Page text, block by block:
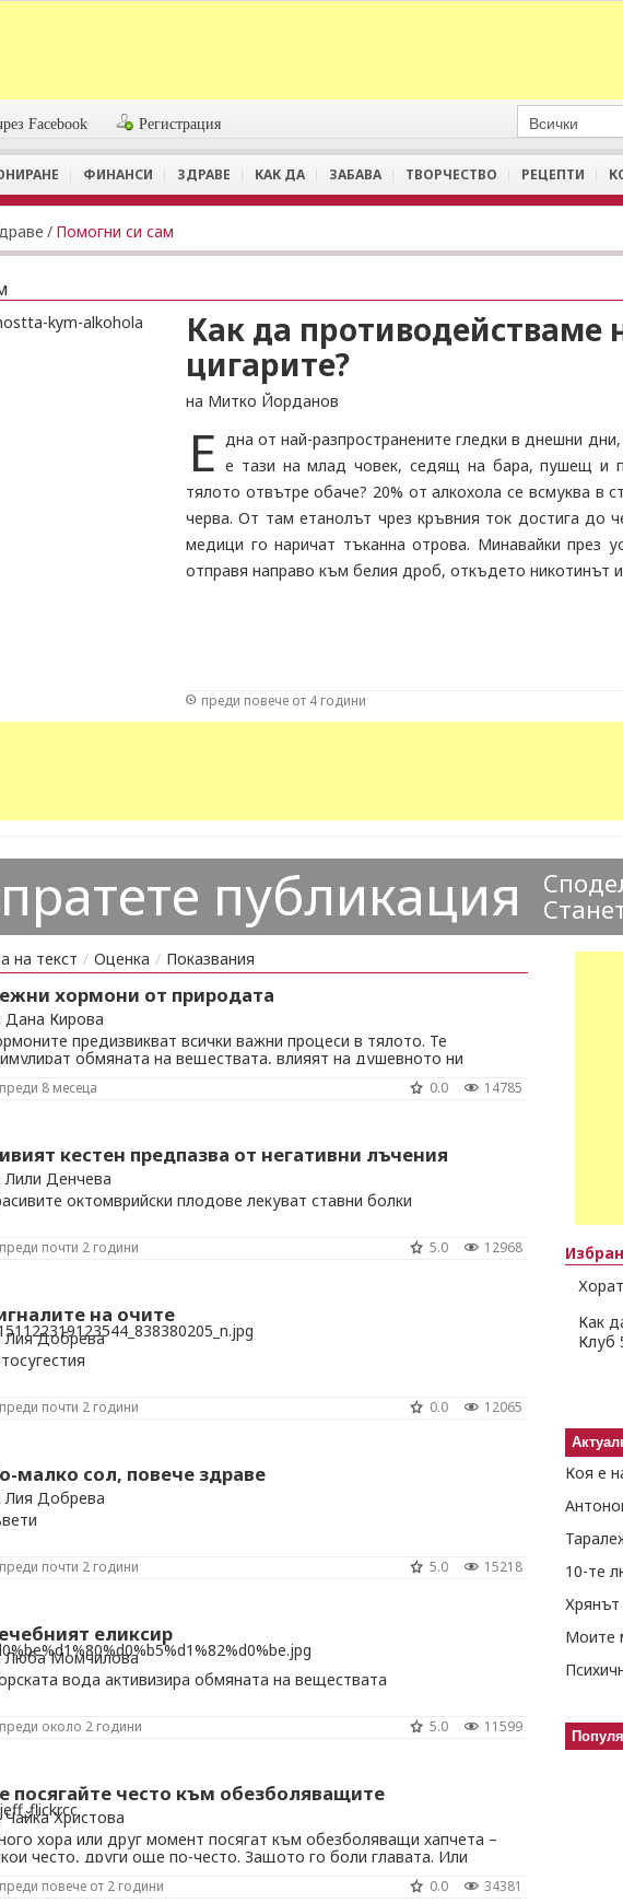
Facebook Регистрация
ФИНАНСИ ЗДРАВЕ КАК ДА ЗАБАВА ТВОРЧЕСТВО РЕЦЕПТИ
/ Помогни си сам
Как да противодействаме
цигарите?
на Митко Йорданов
Е дна от най-разпространените гледки в днешни
е тази на млад човек, седящ на бара, пушещ и
тялото отвътре обаче? 20% от алкохола се всмуква в
черва. От там етанолът чрез кръвния ток достига до
медици го наричат тъканна отрова. Минавайки през
отправя направо към белия дроб, откъдето никотинът
преди повече от 4 години
публикация
на текст / Оценка / Показвания
хормони от природата
Дана Кирова
предизвикват всички важни процеси в тялото. Те
обмяната на веществата, влияят на душевното ни
От тях зависи здравината на нашите кости, качеството на
ни и това, дали ще изглеждаме по-дълго млади. С тяхна помощ
преди 8 месеца 14785
0.0
кестен предпазва от негативни лъчения
Лили Денчева
октомврийски плодове лекуват ставни болки
преди почти 2 години 12968
5.0
на очите
Лия Добрева
преди почти 2 години 12065
0.0
малко сол, повече здраве
Лия Добрева
преди почти 2 години 15218
5.0
еликсир
Люба Момчилова
вода активизира обмяната на веществата
преди около 2 години 11599
5.0
посягайте често към обезболяващите
Чайка Христова
хора или друг момент посягат към обезболяващи хапчета –
често, други още по-често. Защото го боли главата. Или
Или проклетото рамо не му дава мира. Посяга, макар да
че няма „безобидно" хапче. Но с убеждението, че аналгетиците
преди повече от 2 години 34381
0.0
Как
Клуб
Коя е
10-те
Хрянът
Моите